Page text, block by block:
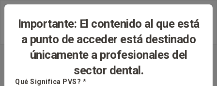
Importante: El contenido al que está
a punto de acceder está destinado
únicamente a profesionales del
sector dental.
Qué Significa PVS? *